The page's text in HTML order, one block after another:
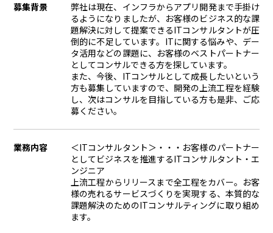
募集背景
弊社は現在、インフラからアプリ開発まで手掛け
るようになりましたが、お客様のビジネス的な課
題解決に対して提案できるITコンサルタントが圧
倒的に不足しています。ITに関する悩みや、デー
タ活用などの課題に、お客様のベストパートナー
としてコンサルできる方を探しています。
また、今後、ITコンサルとして成長したいという
方も募集していますので、開発の上流工程を経験
し、次はコンサルを目指している方も是非、ご応
募ください。
業務内容
＜ITコンサルタント＞・・・お客様のパートナー
としてビジネスを推進するITコンサルタント・エ
ンジニア
上流工程からリリースまで全工程をカバー。お客
様の売れるサービスづくりを実現する、本質的な
課題解決のためのITコンサルティングに取り組め
ます。